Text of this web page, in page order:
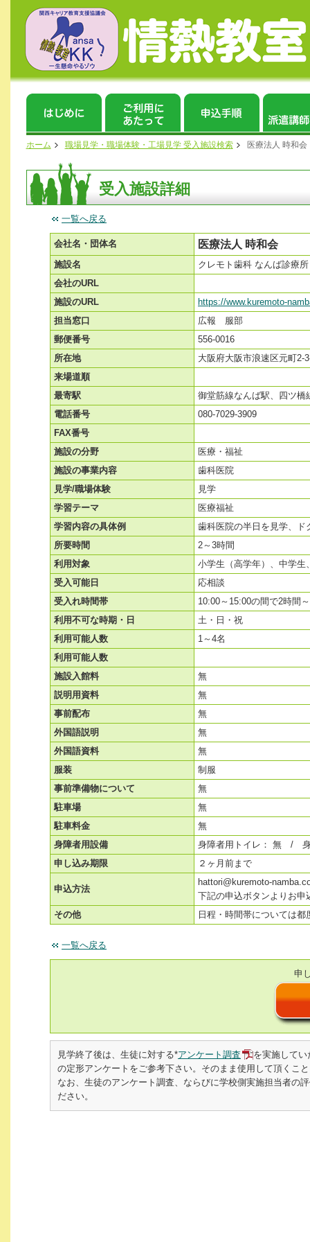
ホーム 職場見学・職場体験・工場見学 受入施設検索 医療法人 時和会
受入施設詳細
一覧へ戻る
会社名・団体名 医療法人 時和会
施設名
クレモト歯科 なんば診療所
会社のURL
施設のURL
https://www.kuremoto-
担当窓口
広報 服部
郵便番号
556-0016
所在地
大阪府大阪市浪速区元町
来場道順
最寄駅
御堂筋線なんば駅、四ツ橋
電話番号
080-7029-3909
FAX番号
施設の分野
医療・福祉
施設の事業内容
歯科医院
見学/職場体験
見学
学習テーマ
医療福祉
学習内容の具体例
歯科医院の半日を見学、ド
所要時間
2～3時間
利用対象
小学生（高学年）、中学生
受入可能日
応相談
受入れ時間帯
10:00～15:00の間で2時間
利用不可な時期・日
土・日・祝
利用可能人数
1～4名
利用可能人数
施設入館料
無
説明用資料
無
事前配布
無
外国語説明
無
外国語資料
無
服装
制服
事前準備物について
無
駐車場
無
駐車料金
無
身障者用設備
身障者用トイレ： 無 /
申し込み期限
２ヶ月前まで
申込方法
hattori@kuremoto-
下記の申込ボタンよりお申
その他
日程・時間帯については
一覧へ戻る
申
見学終了後は、生徒に対する*アンケート調査
を実施して
の定形アンケートをご参考下さい。そのまま使用して頂くこ
なお、生徒のアンケート調査、ならびに学校側実施担当者の
ださい。